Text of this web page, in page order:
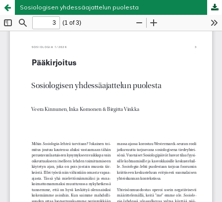
Sosiologisen yhdessäajattelun puolesta
Palvelua ylläpitää Tieteellisten seurain valtuuskunta